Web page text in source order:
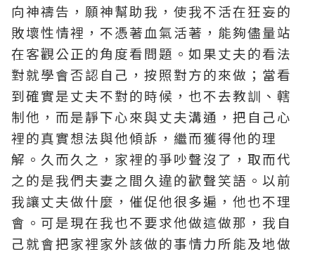
向神禱告，願神幫助我，使我不活在狂妄的
敗壞性情裡，不憑著血氣活著，能夠儘量站
在客觀公正的角度看問題。如果丈夫的看法
對就學會否認自己，按照對方的來做；當看
到確實是丈夫不對的時候，也不去教訓、轄
制他，而是靜下心來與丈夫溝通，把自己心
裡的真實想法與他傾訴，繼而獲得他的理
解。久而久之，家裡的爭吵聲沒了，取而代
之的是我們夫妻之間久違的歡聲笑語。以前
我讓丈夫做什麼，催促他很多遍，他也不理
會。可是現在我也不要求他做這做那，我自
己就會把家裡家外該做的事情力所能及地做